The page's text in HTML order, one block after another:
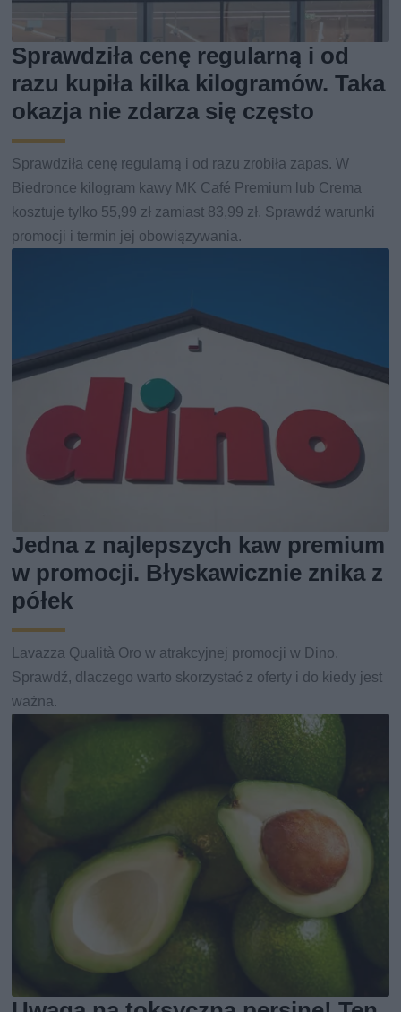
Sprawdziła cenę regularną i od
razu kupiła kilka kilogramów. Taka
okazja nie zdarza się często
Sprawdziła cenę regularną i od razu zrobiła zapas. W
Biedronce kilogram kawy MK Café Premium lub Crema
kosztuje tylko 55,99 zł zamiast 83,99 zł. Sprawdź warunki
promocji i termin jej obowiązywania.
Jedna z najlepszych kaw premium
w promocji. Błyskawicznie znika z
półek
Lavazza Qualità Oro w atrakcyjnej promocji w Dino.
Sprawdź, dlaczego warto skorzystać z oferty i do kiedy jest
ważna.